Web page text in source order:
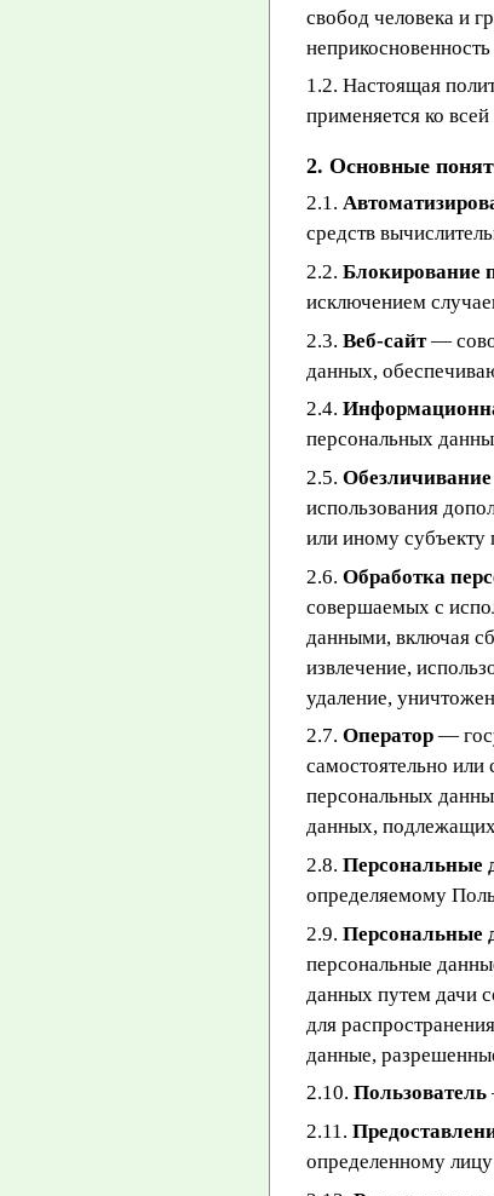
свобод человека и
1.2. Настоящая
применяется ко
2. Основные
2.1.
средств
2.2. Блокирование
исключением
2.3. Веб-сайт—
данных,
2.4.
персональных
2.5.
использования
или иному
2.6. Обработка
совершаемых с
данными, включая
извлечение,
удаление,
2.7. Оператор —
самостоятельно
персональных
данных,
2.8. Персональные
определяемому
2.9. Персональные
персональные
данных путем дачи
для
данные,
2.10. Пользователь
2.11.
определенному